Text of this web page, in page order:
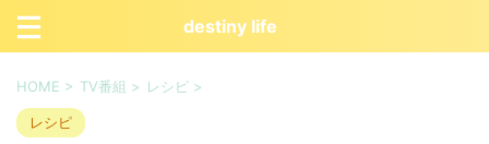
destiny life
HOME > TV番組 > レシピ >
レシピ